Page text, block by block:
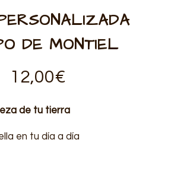
DE MONTIEL
12,00€
de tu tierra
en tu día a día